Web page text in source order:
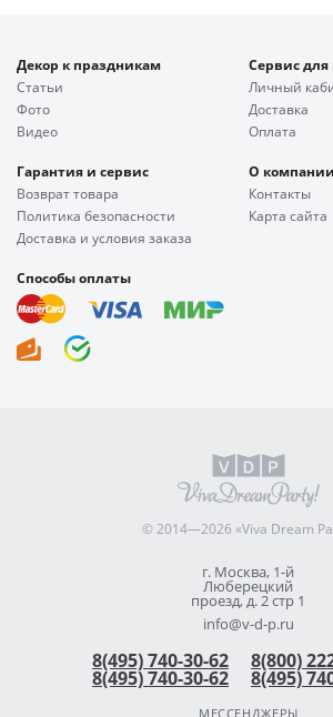
Декор к праздникам
Статьи
Фото
Видео
Сервис для
Личный
Доставка
Оплата
Гарантия и сервис
Возврат товара
Политика безопасности
Доставка и условия заказа
О компании
Контакты
Карта сайта
Способы оплаты
© 2014—2026 «Viva Dream
г. Москва, 1-й
Люберецкий
проезд, д. 2 стр 1
info@v-d-p.ru
8(495) 740-30-62 8(800)
8(495) 740-30-62 8(495)
МЕССЕНДЖЕРЫ